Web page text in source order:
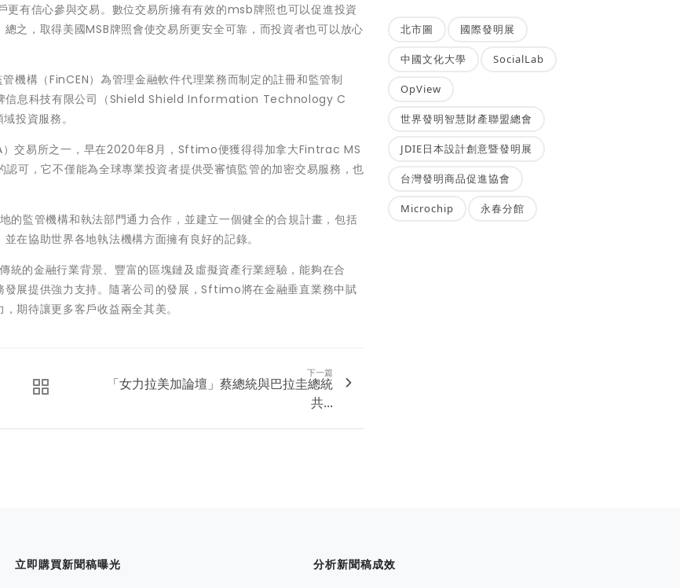
有信心參與交易。數位交易所擁有有效的msb牌照也可以促進投資
之，取得美國MSB牌照會使交易所更安全可靠，而投資者也可以放心
構（FinCEN）為管理金融軟件代理業務而制定的註冊和監管制
牌信息科技有限公司（Shield Shield Information Technology C
投資服務。
交易所之一，早在2020年8月，Sftimo便獲得得加拿大Fintrac MS
可，它不僅能為全球專業投資者提供受審慎監管的加密交易服務，也
監管機構和執法部門通力合作，並建立一個健全的合規計畫，包括
在協助世界各地執法機構方面擁有良好的記錄。
的金融行業背景、豐富的區塊鏈及虛擬資產行業經驗，能夠在合
展提供強力支持。隨著公司的發展，Sftimo將在金融垂直業務中賦
期待讓更多客戶收益兩全其美。
下一篇
「女力拉美加論壇」蔡總統與巴拉圭總統
共...
北市圖 國際發明展
中國文化大學 SocialLab
OpView
世界發明智慧財產聯盟總會
JDIE日本設計創意暨發明展
台灣發明商品促進協會
Microchip 永春分館
立即購買新聞稿曝光 分析新聞稿成效